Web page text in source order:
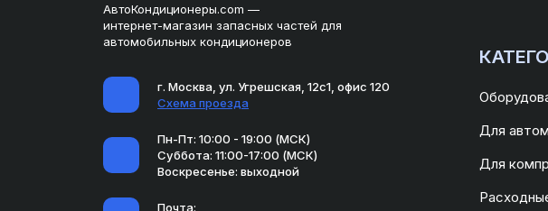
АвтоКондиционеры.com —
интернет-магазин запасных частей для
автомобильных кондиционеров
г. Москва, ул. Угрешская, 12с1, офис 120
Схема проезда
Пн-Пт: 10:00 - 19:00 (МСК)
Суббота: 11:00-17:00 (МСК)
Воскресенье: выходной
Почта:
Для
Для